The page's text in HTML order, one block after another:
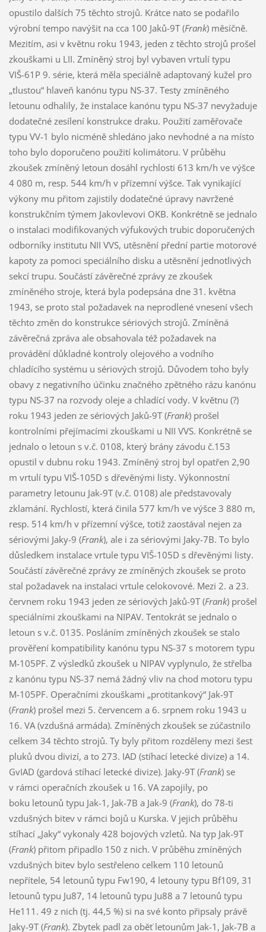
opustilo dalších 75 těchto strojů. Krátce nato se podařilo
výrobní tempo navýšit na cca 100 Jaků-9T (Frank) měsíčně.
Mezitím, asi v květnu roku 1943, jeden z těchto strojů prošel
zkouškami u LII. Zmíněný stroj byl vybaven vrtulí typu
VIŠ-61P 9. série, která měla speciálně adaptovaný kužel pro
„tlustou“ hlaveň kanónu typu NS-37. Testy zmíněného
letounu odhalily, že instalace kanónu typu NS-37 nevyžaduje
dodatečné zesílení konstrukce draku. Použití zaměřovače
typu VV-1 bylo nicméně shledáno jako nevhodné a na místo
toho bylo doporučeno použití kolimátoru. V průběhu
zkoušek zmíněný letoun dosáhl rychlosti 613 km/h ve výšce
4 080 m, resp. 544 km/h v přízemní výšce. Tak vynikající
výkony mu přitom zajistily dodatečné úpravy navržené
konstrukčním týmem Jakovlevovi OKB. Konkrétně se jednalo
o instalaci modifikovaných výfukových trubic doporučených
odborníky institutu NII VVS, utěsnění přední partie motorové
kapoty za pomoci speciálního disku a utěsnění jednotlivých
sekcí trupu. Součástí závěrečné zprávy ze zkoušek
zmíněného stroje, která byla podepsána dne 31. května
1943, se proto stal požadavek na neprodlené vnesení všech
těchto změn do konstrukce sériových strojů. Zmíněná
závěrečná zpráva ale obsahovala též požadavek na
provádění důkladné kontroly olejového a vodního
chladícího systému u sériových strojů. Důvodem toho byly
obavy z negativního účinku značného zpětného rázu kanónu
typu NS-37 na rozvody oleje a chladící vody. V květnu (?)
roku 1943 jeden ze sériových Jaků-9T (Frank) prošel
kontrolními přejímacími zkouškami u NII VVS. Konkrétně se
jednalo o letoun s v.č. 0108, který brány závodu č.153
opustil v dubnu roku 1943. Zmíněný stroj byl opatřen 2,90
m vrtulí typu VIŠ-105D s dřevěnými listy. Výkonnostní
parametry letounu Jak-9T (v.č. 0108) ale představovaly
zklamání. Rychlostí, která činila 577 km/h ve výšce 3 880 m,
resp. 514 km/h v přízemní výšce, totiž zaostával nejen za
sériovými Jaky-9 (Frank), ale i za sériovými Jaky-7B. To bylo
důsledkem instalace vrtule typu VIŠ-105D s dřevěnými listy.
Součástí závěrečné zprávy ze zmíněných zkoušek se proto
stal požadavek na instalaci vrtule celokovové. Mezi 2. a 23.
červnem roku 1943 jeden ze sériových Jaků-9T (Frank) prošel
speciálními zkouškami na NIPAV. Tentokrát se jednalo o
letoun s v.č. 0135. Posláním zmíněných zkoušek se stalo
prověření kompatibility kanónu typu NS-37 s motorem typu
M-105PF. Z výsledků zkoušek u NIPAV vyplynulo, že střelba
z kanónu typu NS-37 nemá žádný vliv na chod motoru typu
M-105PF. Operačními zkouškami „protitankový“ Jak-9T
(Frank) prošel mezi 5. červencem a 6. srpnem roku 1943 u
16. VA (vzdušná armáda). Zmíněných zkoušek se zúčastnilo
celkem 34 těchto strojů. Ty byly přitom rozděleny mezi šest
pluků dvou divizí, a to 273. IAD (stíhací letecké divize) a 14.
GvIAD (gardová stíhací letecké divize). Jaky-9T (Frank) se
v rámci operačních zkoušek u 16. VA zapojily, po
boku letounů typu Jak-1, Jak-7B a Jak-9 (Frank), do 78-ti
vzdušných bitev v rámci bojů u Kurska. V jejich průběhu
stíhací „Jaky“ vykonaly 428 bojových vzletů. Na typ Jak-9T
(Frank) přitom připadlo 150 z nich. V průběhu zmíněných
vzdušných bitev bylo sestřeleno celkem 110 letounů
nepřítele, 54 letounů typu Fw190, 4 letouny typu Bf109, 31
letounů typu Ju87, 14 letounů typu Ju88 a 7 letounů typu
He111. 49 z nich (tj. 44,5 %) si na své konto připsaly právě
Jaky-9T (Frank). Zbytek padl za oběť letounům Jak-1, Jak-7B a